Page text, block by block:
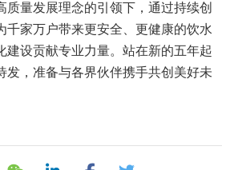
质量发展理念的引领下，通过持续创
千家万户带来更安全、更健康的饮水
建设贡献专业力量。站在新的五年起
发，准备与各界伙伴携手共创美好未